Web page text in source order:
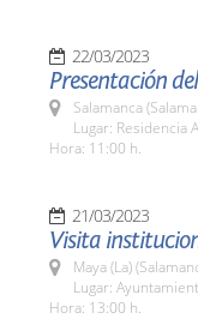
22/03/2023
Presentación
Salamanca
Lugar: Residencia
Hora: 11:00 h.
21/03/2023
Visita
Maya (La)
Lugar:
Hora: 13:00 h.